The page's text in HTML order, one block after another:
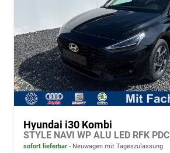
Hyundai i30 Kombi
STYLE NAVI WP ALU LED RFK PDC
sofort lieferbar Neuwagen mit Tageszulassung